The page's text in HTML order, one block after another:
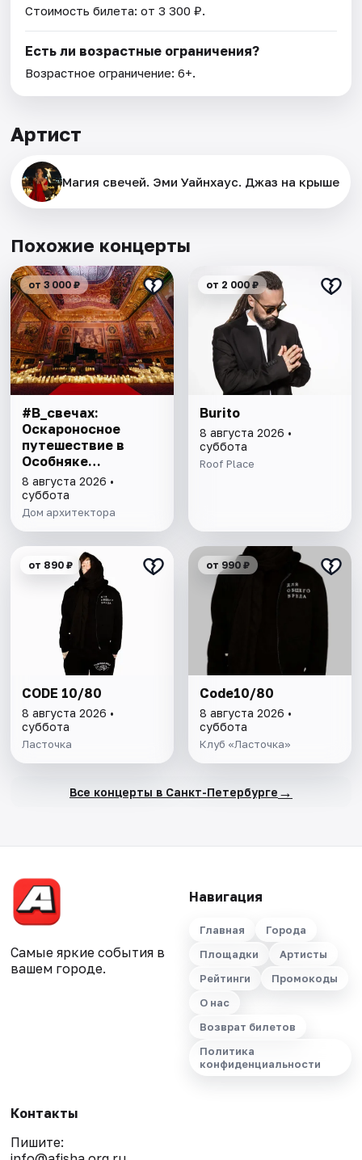
Стоимость билета: от 3 300 ₽.
Есть ли возрастные ограничения?
Возрастное ограничение: 6+.
Артист
Магия свечей. Эми Уайнхаус. Джаз на крыше
Похожие концерты
от 3 000 ₽
#В_свечах:
Оскароносное
путешествие в
Особняке
Половцова
8 августа 2026 •
суббота
Дом архитектора
от 2 000 ₽
Burito
8 августа 2026 •
суббота
Roof Place
от 890 ₽
CODE 10/80
8 августа 2026 •
суббота
Ласточка
от 990 ₽
Code10/80
8 августа 2026 •
суббота
Клуб «Ласточка»
Все концерты в Санкт-Петербурге →
Самые яркие события в
вашем городе.
Навигация
Главная
Города
Площадки
Артисты
Рейтинги
Промокоды
О нас
Возврат билетов
Политика
конфиденциальности
Контакты
Пишите: